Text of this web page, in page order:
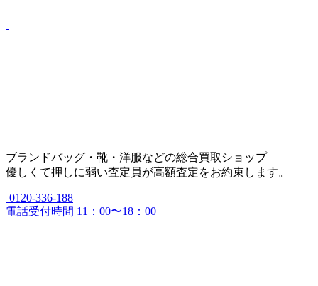
ブランドバッグ・靴・洋服などの総合買取ショップ
優しくて押しに弱い査定員が高額査定をお約束します。
0120-336-188
電話受付時間 11：00〜18：00